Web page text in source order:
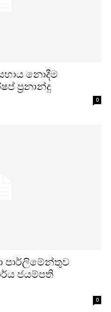
නොදීම
ප්‍රනාන්දු
0
පාර්ලිමේන්තුව
ජයම්පති
0